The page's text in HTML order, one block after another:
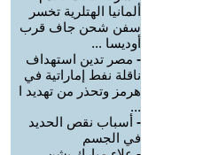
ألمانيا الهتلرية تخسر
سفن شحن جاف قرب
أوديسا ...
- مصر تدين استهداف
ناقلة نفط إماراتية في
هرمز وتحذر من تهديد ا
...
- أسباب نقص الحديد
في الجسم